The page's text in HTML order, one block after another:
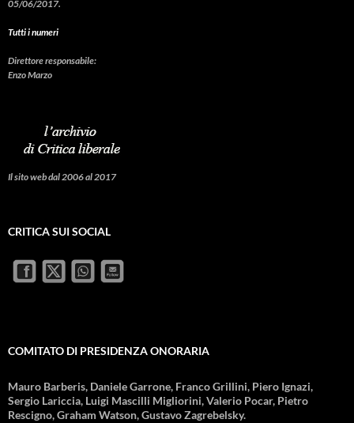
05/06/2017.
Tutti i numeri
Direttore responsabile:
Enzo Marzo
Il sito web dal 2006 al 2017
CRITICA SUI SOCIAL
COMITATO DI PRESIDENZA ONORARIA
Mauro Barberis, Daniele Garrone, Franco Grillini, Piero Ignazi,
Sergio Lariccia, Luigi Mascilli Migliorini, Valerio Pocar, Pietro
Rescigno, Graham Watson, Gustavo Zagrebelsky.